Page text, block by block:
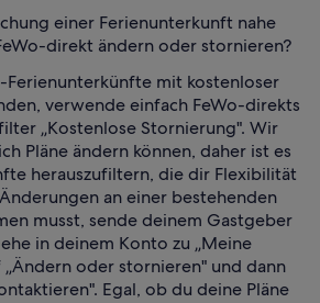
einer Ferienunterkunft nahe
direkt ändern oder stornieren?
Ferienunterkünfte mit kostenloser
verwende einfach FeWo-direkts
„Kostenlose Stornierung". Wir
Pläne ändern können, daher ist es
herauszufiltern, die dir Flexibilität
an einer bestehenden
musst, sende deinem Gastgeber
in deinem Konto zu „Meine
„Ändern oder stornieren" und dann
Egal, ob du deine Pläne